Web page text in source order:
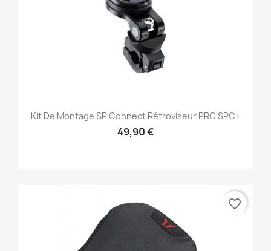
Kit De Montage SP Connect Rétroviseur PRO SPC+
49,90 €
favorite_border